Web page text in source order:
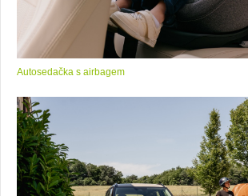
Autosedačka s airbagem